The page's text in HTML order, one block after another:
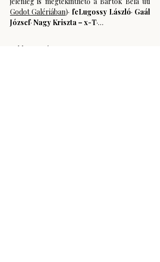
Godot Galériában)· feLugossy László· Gaál
József· Nagy Kriszta – x-T·…
Több mutatása